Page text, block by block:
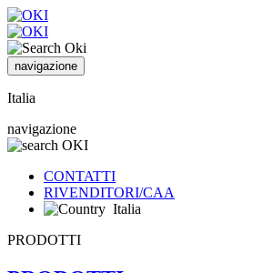
navigazione
Italia
navigazione
CONTATTI
RIVENDITORI/CAA
Italia
PRODOTTI